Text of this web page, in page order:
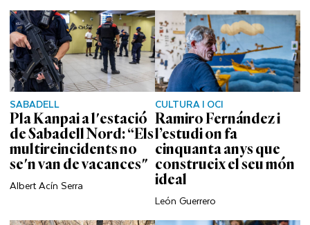
SABADELL
Pla Kanpai a l'estació
de Sabadell Nord: “Els
multireincidents no
se'n van de vacances"
Albert Acín Serra
CULTURA I OCI
Ramiro Fernández i
l’estudi on fa
cinquanta anys que
construeix el seu món
ideal
León Guerrero